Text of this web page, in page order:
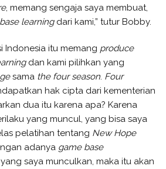
, memang sengaja saya membuat,
learningdari kami,” tutur Bobby.
Indonesia itu memang produce
dan kami pilihkan yang
sama the four season. Four
hak cipta dari kementerian
dua itu karena apa? Karena
yang muncul, yang bisa saya
pelatihan tentang NewHope
adanya game base
saya munculkan, maka itu akan